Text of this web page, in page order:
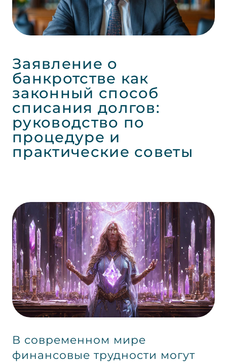
Заявление о
банкротстве как
законный способ
списания долгов:
руководство по
процедуре и
практические советы
В современном мире
финансовые трудности могут